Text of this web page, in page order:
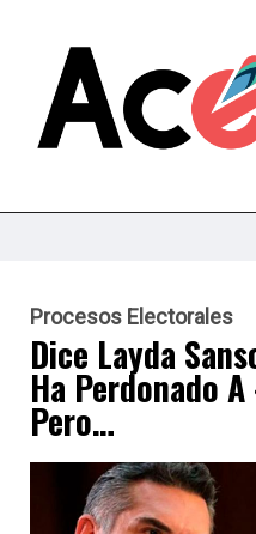
Procesos Electorales
Dice Layda
Ha Perdonado
Pero…